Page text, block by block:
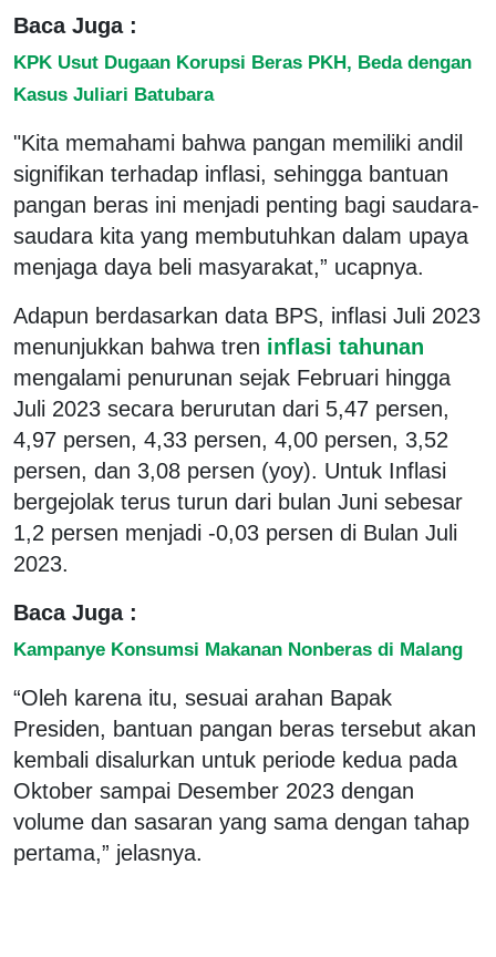
Baca Juga :
KPK Usut Dugaan Korupsi Beras PKH, Beda dengan
Kasus Juliari Batubara
"Kita memahami bahwa pangan memiliki andil
signifikan terhadap inflasi, sehingga bantuan
pangan beras ini menjadi penting bagi saudara-
saudara kita yang membutuhkan dalam upaya
menjaga daya beli masyarakat,” ucapnya.
Adapun berdasarkan data BPS, inflasi Juli 2023
menunjukkan bahwa tren inflasi tahunan
mengalami penurunan sejak Februari hingga
Juli 2023 secara berurutan dari 5,47 persen,
4,97 persen, 4,33 persen, 4,00 persen, 3,52
persen, dan 3,08 persen (yoy). Untuk Inflasi
bergejolak terus turun dari bulan Juni sebesar
1,2 persen menjadi -0,03 persen di Bulan Juli
2023.
Baca Juga :
Kampanye Konsumsi Makanan Nonberas di Malang
“Oleh karena itu, sesuai arahan Bapak
Presiden, bantuan pangan beras tersebut akan
kembali disalurkan untuk periode kedua pada
Oktober sampai Desember 2023 dengan
volume dan sasaran yang sama dengan tahap
pertama,” jelasnya.